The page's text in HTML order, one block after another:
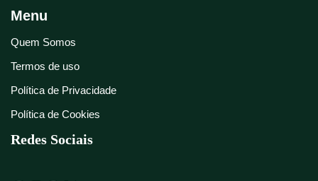
Menu
Quem Somos
Termos de uso
Política de Privacidade
Política de Cookies
Redes Sociais